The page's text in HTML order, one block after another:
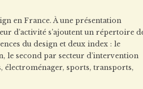
en France. À une présentation
d’activité s’ajoutent un répertoire
du design et deux index : le
le second par secteur d’intervention
électroménager, sports, transports,